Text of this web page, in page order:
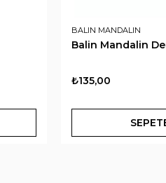
BALIN MANDALIN
Balin Mandalin
₺135,00